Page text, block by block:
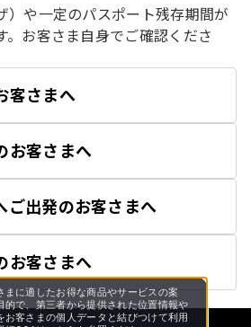
）や一定のパスポート残存期間が
。お客さま自身でご確認くださ
客さまへ
く
お客さまへ
く
ご出発のお客さまへ
く
お客さまへ
く
まに適したお得な商品やサービスの案
的で、第三者から提供された位置情報や
お客さまの個人データと結びつけて利用